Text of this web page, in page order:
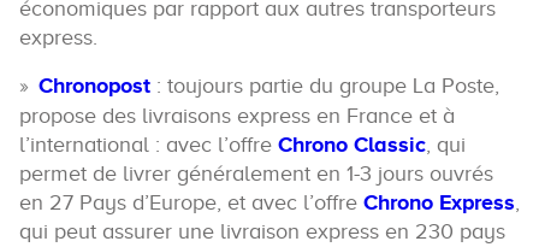
économiques par rapport aux autres transporteurs
express.
Chronopost : toujours partie du groupe La Poste,
propose des livraisons express en France et à
l’international : avec l’offre Chrono Classic, qui
permet de livrer généralement en 1-3 jours ouvrés
en 27 Pays d’Europe, et avec l’offre Chrono Express,
qui peut assurer une livraison express en 230 pays